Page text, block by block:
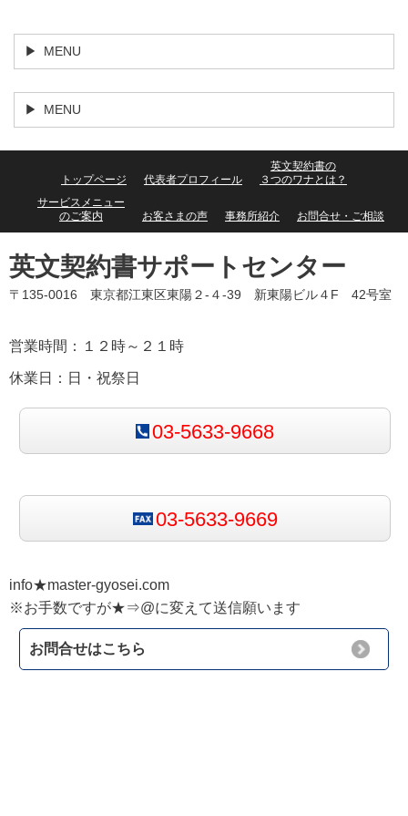
MENU
MENU
トップページ 代表者プロフィール
英文契約書の
３つのワナとは？
サービスメニュー
のご案内
お客さまの声 事務所紹介 お問合せ・ご相談
英文契約書サポートセンター
〒135-0016 東京都江東区東陽２-４-39 新東陽ビル４F 42号室
営業時間：１２時～２１時
休業日：日・祝祭日
03-5633-9668
03-5633-9669
info★master-gyosei.com
※お手数ですが★⇒@に変えて送信願います
お問合せはこちら